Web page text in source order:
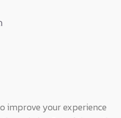
improve your experience